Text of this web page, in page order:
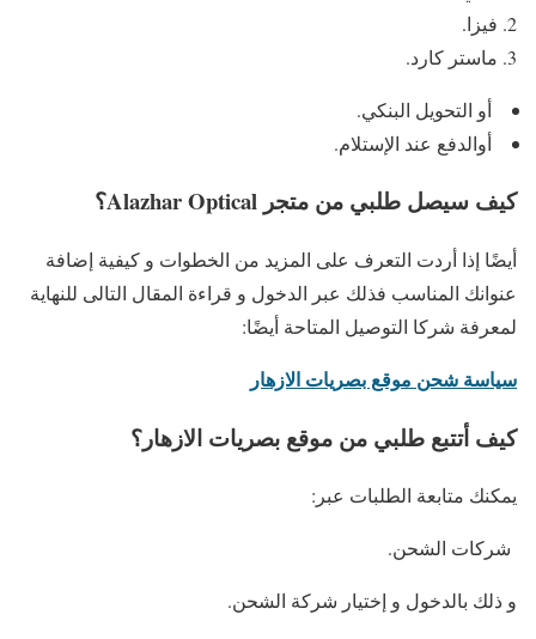
فيزا.
ماستر كارد.
أو التحويل البنكي.
أوالدفع عند الإستلام.
كيف سيصل طلبي من متجر Alazhar Optical؟
أيضًا إذا أردت التعرف على المزيد من الخطوات و كيفية إضافة
عنوانك المناسب فذلك عبر الدخول و قراءة المقال التالى للنهاية
لمعرفة شركا التوصيل المتاحة أيضًا:
سياسة شحن موقع بصريات الازهار
كيف أتتبع طلبي من موقع بصريات الازهار؟
يمكنك متابعة الطلبات عبر:
شركات الشحن.
و ذلك بالدخول و إختيار شركة الشحن.